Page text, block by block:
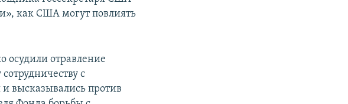
как США могут повлиять
осудили отравление
с
высказывались против